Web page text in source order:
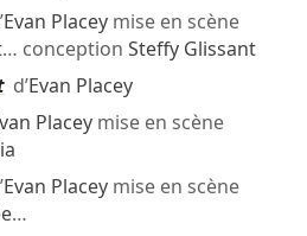
Evan Placeymise en scène
… conception Steffy Glissant
d’Evan Placey
Placeymise en scène
Evan Placeymise en scène
…